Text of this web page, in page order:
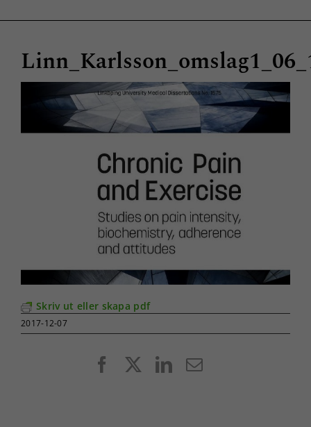
Skriv ut eller skapa pdf
2017-12-07
FacebookLinkedIn
E-